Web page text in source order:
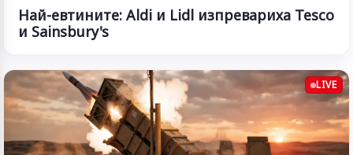
Най-евтините: Aldi и Lidl изпревариха Tesco
и Sainsbury's
LIVE